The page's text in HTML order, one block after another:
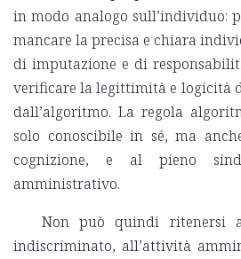
in modo analogo sull’individuo:
mancare la precisa e chiara
di imputazione e di
verificare la legittimità e logicità
dall’algoritmo. La regola
solo conoscibile in sé, ma
cognizione, e al pieno
amministrativo.
Non può quindi ritenersi
indiscriminato, all’attività